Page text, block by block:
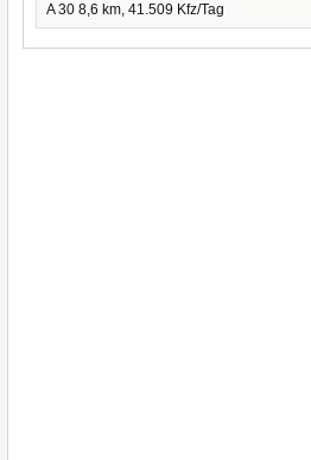
A 30 8,6 km, 41.509 Kfz/Tag